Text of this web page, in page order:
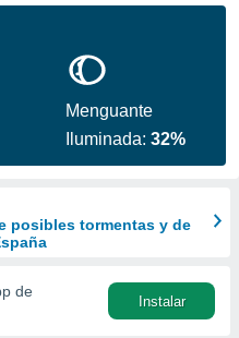
Menguante
Iluminada:32%
posibles tormentas y de
de
Instalar